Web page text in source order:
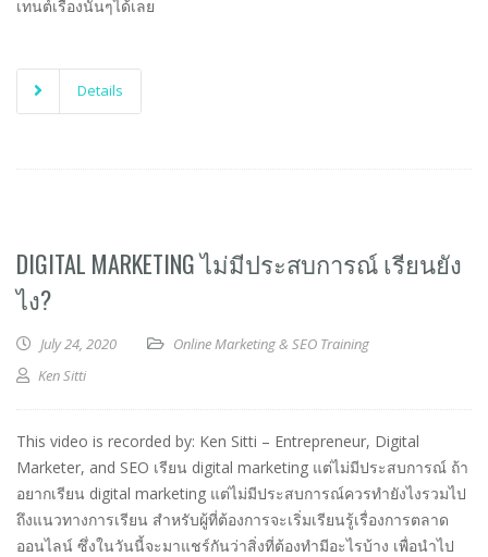
เทนต์เรื่องนั้นๆได้เลย
Details
DIGITAL MARKETING ไม่มีประสบการณ์ เรียนยัง
ไง?
July 24, 2020
Online Marketing & SEO Training
Ken Sitti
This video is recorded by: Ken Sitti – Entrepreneur, Digital
Marketer, and SEO เรียน digital marketing แต่ไม่มีประสบการณ์ ถ้า
อยากเรียน digital marketing แต่ไม่มีประสบการณ์ควรทำยังไงรวมไป
ถึงแนวทางการเรียน สำหรับผู้ที่ต้องการจะเริ่มเรียนรู้เรื่องการตลาด
ออนไลน์ ซึ่งในวันนี้จะมาแชร์กันว่าสิ่งที่ต้องทำมีอะไรบ้าง เพื่อนำไป